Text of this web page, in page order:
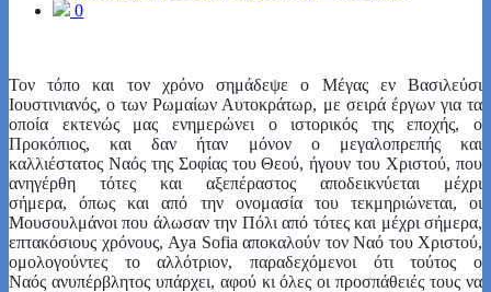
0
Τον τόπο και τον χρόνο σημάδεψε ο Μέγας εν Βασιλεύσι
Ιουστινιανός, ο των Ρωμαίων Αυτοκράτωρ, με σειρά έργων για τα
οποία εκτενώς μας ενημερώνει ο ιστορικός της εποχής, ο
Προκόπιος, και δαν ήταν μόνον ο μεγαλοπρεπής και
καλλιέστατος Ναός της Σοφίας του Θεού, ήγουν του Χριστού, που
ανηγέρθη τότες και αξεπέραστος αποδεικνύεται μέχρι
σήμερα, όπως και από την ονομασία του τεκμηριώνεται, οι
Μουσουλμάνοι που άλωσαν την Πόλι από τότες και μέχρι σήμερα,
επτακόσιους χρόνους, Aya Sofia αποκαλούν τον Ναό του Χριστού,
ομολογούντες το αλλότριον, παραδεχόμενοι ότι τούτος ο
Ναός ανυπέρβλητος υπάρχει, αφού κι όλες οι προσπάθειές τους να